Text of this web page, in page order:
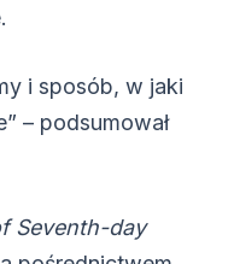
i sposób, w jaki
– podsumował
Seventh-day